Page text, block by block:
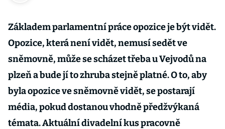
Základem parlamentní práce opozice je být vidět.
Opozice, která není vidět, nemusí sedět ve
sněmovně, může se scházet třeba u Vejvodů na
plzeň a bude jí to zhruba stejně platné. O to, aby
byla opozice ve sněmovně vidět, se postarají
média, pokud dostanou vhodně předžvýkaná
témata. Aktuální divadelní kus pracovně